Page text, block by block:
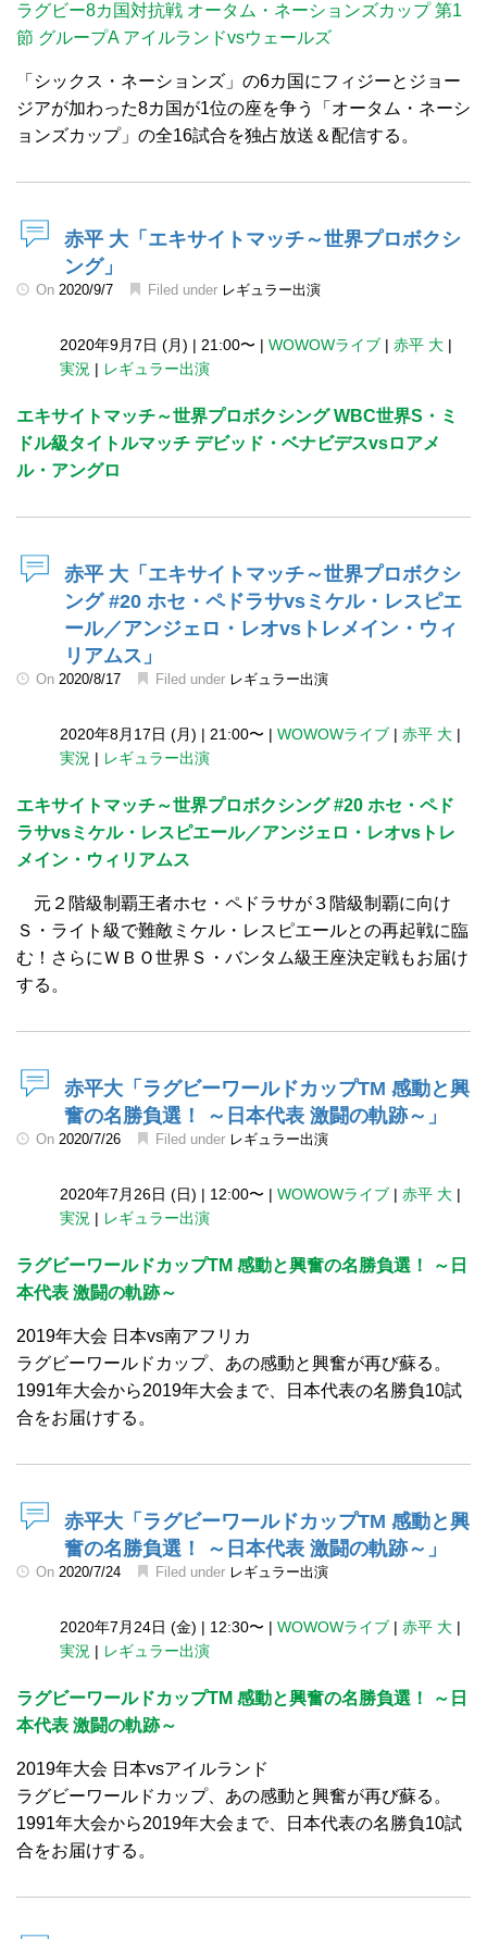
ラグビー8カ国対抗戦 オータム・ネーションズカップ 第1
節 グループA アイルランドvsウェールズ
「シックス・ネーションズ」の6カ国にフィジーとジョー
ジアが加わった8カ国が1位の座を争う「オータム・ネーシ
ョンズカップ」の全16試合を独占放送＆配信する。
赤平 大「エキサイトマッチ～世界プロボクシ
ング」
On 2020/9/7 Filed under レギュラー出演
2020年9月7日 (月) | 21:00〜 | WOWOWライブ | 赤平 大 |
実況 | レギュラー出演
エキサイトマッチ～世界プロボクシング WBC世界S・ミ
ドル級タイトルマッチ デビッド・ベナビデスvsロアメ
ル・アングロ
赤平 大「エキサイトマッチ～世界プロボクシ
ング #20 ホセ・ペドラサvsミケル・レスピエ
ール／アンジェロ・レオvsトレメイン・ウィ
リアムス」
On 2020/8/17 Filed under レギュラー出演
2020年8月17日 (月) | 21:00〜 | WOWOWライブ | 赤平 大 |
実況 | レギュラー出演
エキサイトマッチ～世界プロボクシング #20 ホセ・ペド
ラサvsミケル・レスピエール／アンジェロ・レオvsトレ
メイン・ウィリアムス
元２階級制覇王者ホセ・ペドラサが３階級制覇に向け
Ｓ・ライト級で難敵ミケル・レスピエールとの再起戦に臨
む！さらにＷＢＯ世界Ｓ・バンタム級王座決定戦もお届け
する。
赤平大「ラグビーワールドカップTM 感動と興
奮の名勝負選！ ～日本代表 激闘の軌跡～」
On 2020/7/26 Filed under レギュラー出演
2020年7月26日 (日) | 12:00〜 | WOWOWライブ | 赤平 大 |
実況 | レギュラー出演
ラグビーワールドカップTM 感動と興奮の名勝負選！ ～日
本代表 激闘の軌跡～
2019年大会 日本vs南アフリカ
ラグビーワールドカップ、あの感動と興奮が再び蘇る。
1991年大会から2019年大会まで、日本代表の名勝負10試
合をお届けする。
赤平大「ラグビーワールドカップTM 感動と興
奮の名勝負選！ ～日本代表 激闘の軌跡～」
On 2020/7/24 Filed under レギュラー出演
2020年7月24日 (金) | 12:30〜 | WOWOWライブ | 赤平 大 |
実況 | レギュラー出演
ラグビーワールドカップTM 感動と興奮の名勝負選！ ～日
本代表 激闘の軌跡～
2019年大会 日本vsアイルランド
ラグビーワールドカップ、あの感動と興奮が再び蘇る。
1991年大会から2019年大会まで、日本代表の名勝負10試
合をお届けする。